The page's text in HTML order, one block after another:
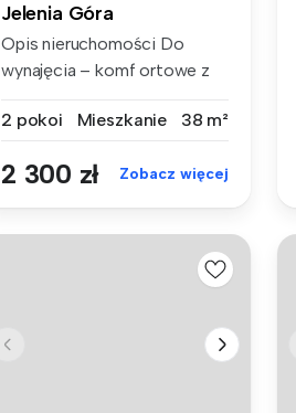
Jelenia Góra
Opis nieruchomości Do
wynajęcia – komf ortowe z
2 pokoi
Mieszkanie 38 m²
2 300 zł Zobacz więcej